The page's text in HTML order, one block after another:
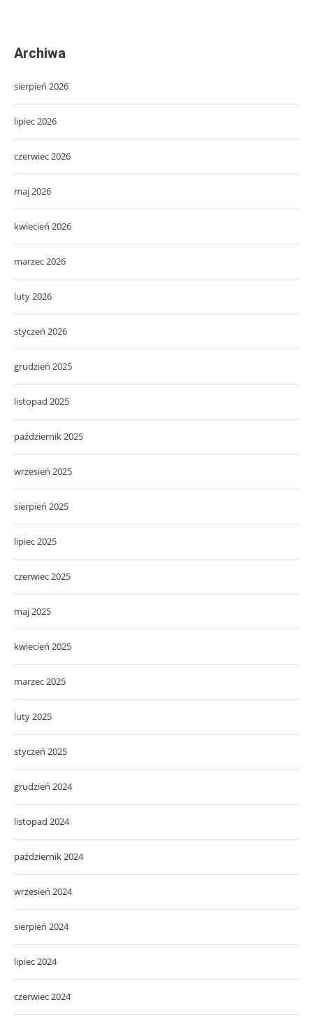
Archiwa
sierpień 2026
lipiec 2026
czerwiec 2026
maj 2026
kwiecień 2026
marzec 2026
luty 2026
styczeń 2026
grudzień 2025
listopad 2025
październik 2025
wrzesień 2025
sierpień 2025
lipiec 2025
czerwiec 2025
maj 2025
kwiecień 2025
marzec 2025
luty 2025
styczeń 2025
grudzień 2024
listopad 2024
październik 2024
wrzesień 2024
sierpień 2024
lipiec 2024
czerwiec 2024